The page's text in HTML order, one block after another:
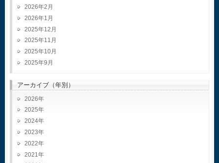
2026年2月
2026年1月
2025年12月
2025年11月
2025年10月
2025年9月
アーカイブ（年別）
2026
2025
2024
2023
2022
2021